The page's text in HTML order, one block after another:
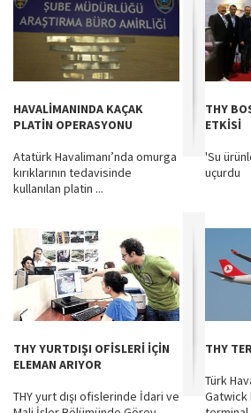
HAVALİMANINDA KAÇAK
PLATİN OPERASYONU
Atatürk Havalimanı’nda omurga
kırıklarının tedavisinde
kullanılan platin ...
THY
ETKİSİ
'Su
uçurdu
THY YURTDIŞI OFİSLERİ İÇİN
ELEMAN ARIYOR
THY yurt dışı ofislerinde İdari ve
THY
Türk
Gatwick